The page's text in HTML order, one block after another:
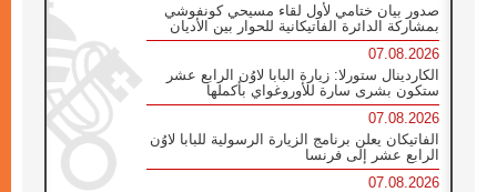
صدور بيان ختامي لأول لقاء مسيحي كونفوشي
بمشاركة الدائرة الفاتيكانية للحوار بين الأديان
07.08.2026
الكاردينال ستورلا: زيارة البابا لاوُن الرابع عشر
ستكون بشرى سارة للأوروغواي بأكملها
07.08.2026
الفاتيكان يعلن برنامج الزيارة الرسولية للبابا لاوُن
الرابع عشر إلى فرنسا
07.08.2026